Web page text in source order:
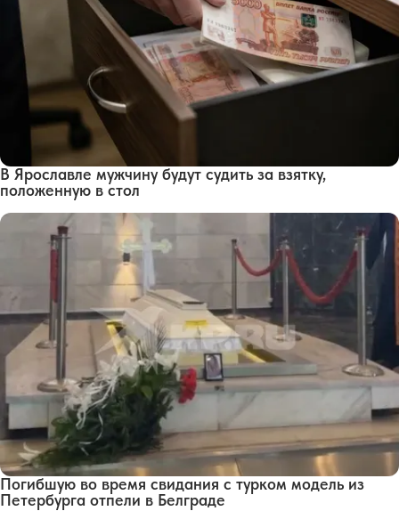
В Ярославле мужчину будут судить за взятку,
положенную в стол
Погибшую во время свидания с турком модель из
Петербурга отпели в Белграде